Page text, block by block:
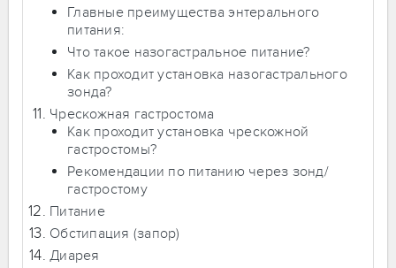
Главные преимущества энтерального
питания:
Что такое назогастральное питание?
Как проходит установка назогастрального
зонда?
Чрескожная гастростома
Как проходит установка чрескожной
гастростомы?
Рекомендации по питанию через зонд/
гастростому
Питание
Обстипация (запор)
Диарея